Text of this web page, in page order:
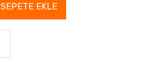
SEPETE EKLE